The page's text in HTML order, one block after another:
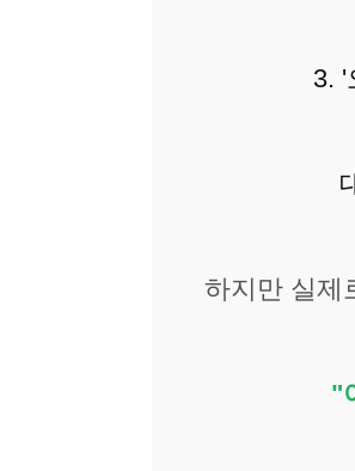
3. '
하지만 실제
"